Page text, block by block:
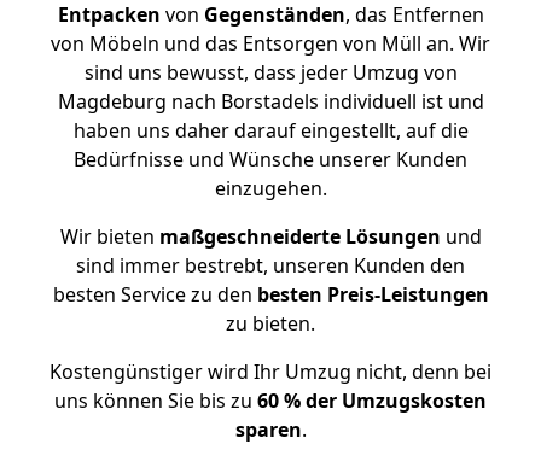
Entpacken von Gegenständen, das Entfernen
von Möbeln und das Entsorgen von Müll an. Wir
sind uns bewusst, dass jeder Umzug von
Magdeburg nach Borstadels individuell ist und
haben uns daher darauf eingestellt, auf die
Bedürfnisse und Wünsche unserer Kunden
einzugehen.
Wir bieten maßgeschneiderte Lösungen und
sind immer bestrebt, unseren Kunden den
besten Service zu den besten Preis-Leistungen
zu bieten.
Kostengünstiger wird Ihr Umzug nicht, denn bei
uns können Sie bis zu 60 % der Umzugskosten
sparen.